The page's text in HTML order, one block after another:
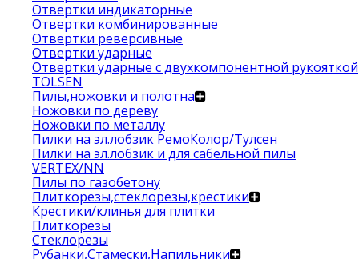
Отвертки индикаторные
Отвертки комбинированные
Отвертки реверсивные
Отвертки ударные
Отвертки ударные с двухкомпонентной рукояткой
TOLSEN
Пилы,ножовки и полотна
Ножовки по дереву
Ножовки по металлу
Пилки на эл.лобзик РемоКолор/Тулсен
Пилки на эл.лобзик и для сабельной пилы
VERTEX/NN
Пилы по газобетону
Плиткорезы,стеклорезы,крестики
Крестики/клинья для плитки
Плиткорезы
Стеклорезы
Рубанки,Стамески,Напильники